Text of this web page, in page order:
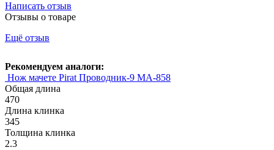
Написать отзыв
Отзывы о товаре
Ещё отзыв
Рекомендуем аналоги:
Нож мачете Pirat Проводник-9 MA-858
Общая длина
470
Длина клинка
345
Толщина клинка
2.3